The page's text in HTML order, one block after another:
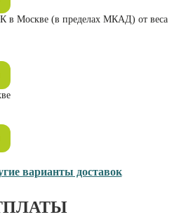
в Москве (в пределах МКАД) от веса
варианты доставок